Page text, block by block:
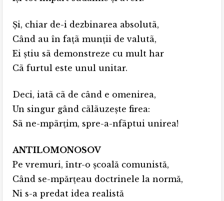
Şi, chiar de-i dezbinarea absolutã,
Când au în faţã munţii de valutã,
Ei ştiu sã demonstreze cu mult har
Cã furtul este unul unitar.
Deci, iatã cã de când e omenirea,
Un singur gând cãlãuzeşte firea:
Sã ne-mpãrţim, spre-a-nfãptui unirea!
ANTILOMONOSOV
Pe vremuri, într-o şcoală comunistă,
Când se-mpărţeau doctrinele la normă,
Ni s-a predat idea realistă